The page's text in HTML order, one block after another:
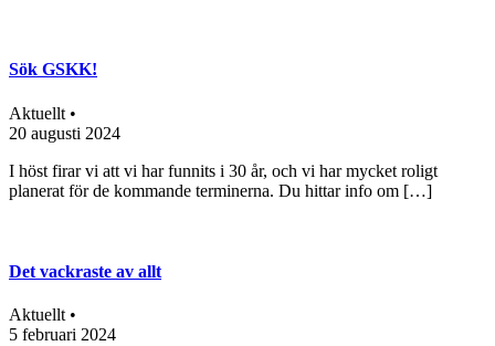
Sök GSKK!
Aktuellt •
20 augusti 2024
I höst firar vi att vi har funnits i 30 år, och vi har mycket roligt
planerat för de kommande terminerna. Du hittar info om […]
Det vackraste av allt
Aktuellt •
5 februari 2024